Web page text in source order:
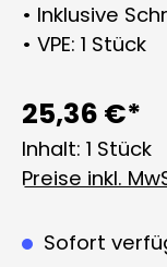
• Inklusive
• VPE: 1 Stück
25,36 €*
Inhalt: 1 Stück
Preise inkl.
Sofort